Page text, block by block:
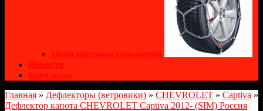
Цепи противоскольжения
Новости
Контакты
Главная » Дефлекторы (ветровики) » CHEVROLET » Captiva »
Дефлектор капота CHEVROLET Captiva 2012- (SIM) Россия